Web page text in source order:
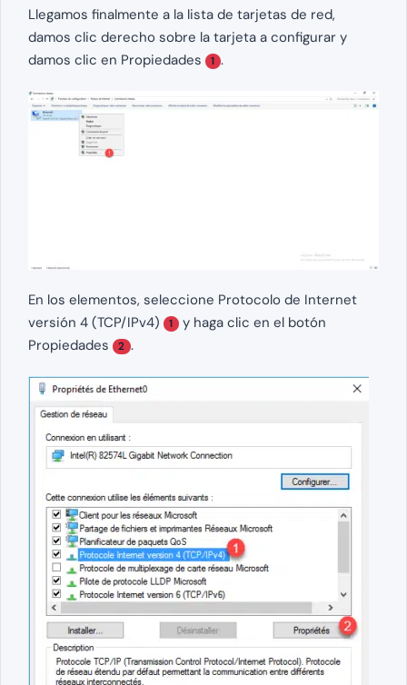
Llegamos finalmente a la lista de tarjetas de red,
damos clic derecho sobre la tarjeta a configurar y
damos clic en Propiedades
1 .
En los elementos, seleccione Protocolo de Internet
versión 4 (TCP/IPv4)
1 y haga clic en el botón
Propiedades
2 .